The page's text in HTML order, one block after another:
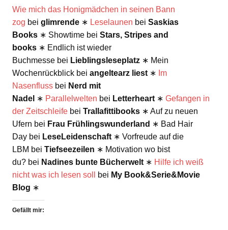
Wie mich das Honigmädchen in seinen Bann
zog bei glimrende ∗ Leselaunen bei Saskias
Books ∗ Showtime bei Stars, Stripes and
books ∗ Endlich ist wieder
Buchmesse bei Lieblingsleseplatz ∗ Mein
Wochenrückblick bei angeltearz liest∗ Im
Nasenfluss bei Nerd mit
Nadel ∗ Parallelwelten bei Letterheart∗ Gefangen in
der Zeitschleife bei Trallafittibooks ∗ Auf zu neuen
Ufern bei Frau Frühlingswunderland ∗ Bad Hair
Day bei LeseLeidenschaft∗ Vorfreude auf die
LBM bei Tiefseezeilen ∗ Motivation wo bist
du? bei Nadines bunte Bücherwelt∗ Hilfe ich weiß
nicht was ich lesen soll
bei My Book&Serie&Movie
Blog ∗
Gefällt mir: